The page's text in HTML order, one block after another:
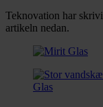
Teknovation har
artikeln nedan.